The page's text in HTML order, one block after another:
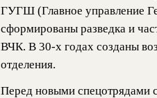
ГУГШ (Главное управление
сформированы разведка и
ВЧК. В 30-х годах созданы
отделения.
Перед новыми спецотрядами